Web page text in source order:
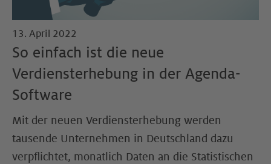
13. April 2022
So einfach ist die neue
Verdiensterhebung in der Agenda-
Software
Mit der neuen Verdiensterhebung werden
tausende Unternehmen in Deutschland dazu
verpflichtet, monatlich Daten an die Statistischen